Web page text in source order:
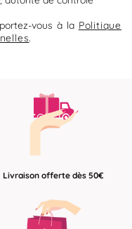
vous à la Politique
Livraison offerte dès 50€